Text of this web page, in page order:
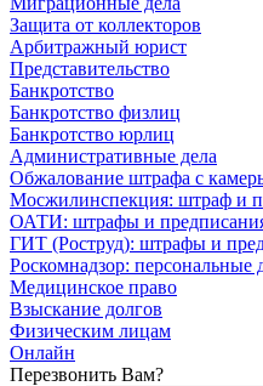
Защита от коллекторов
Арбитражный юрист
Представительство
Банкротство
Банкротство физлиц
Банкротство юрлиц
Административные дела
Обжалование штрафа с
Мосжилинспекция: штраф и
ОАТИ: штрафы и
ГИТ (Роструд): штрафы и
Роскомнадзор:
Медицинское право
Взыскание долгов
Физическим лицам
Онлайн
Перезвонить Вам?